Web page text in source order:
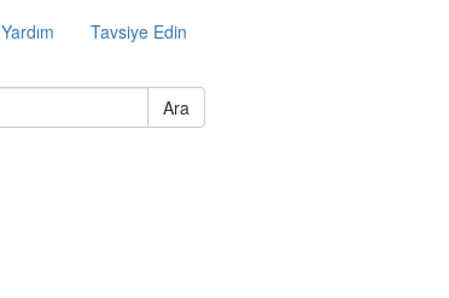
Yardım Tavsiye Edin
Ara